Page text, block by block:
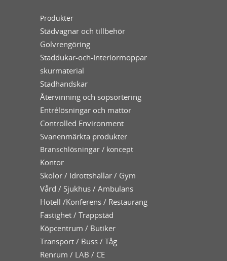
Produkter
Städvagnar och tillbehör
Golvrengöring
Staddukar-och-Interiormoppar
skurmaterial
Stadhandskar
Återvinning och sopsortering
Entrélösningar och mattor
Controlled Environment
Svanenmärkta produkter
Branschlösningar / koncept
Kontor
Skolor / Idrottshallar / Gym
Vård / Sjukhus / Ambulans
Hotell /Konferens / Restaurang
Fastighet / Trappstäd
Köpcentrum / Butiker
Transport / Buss / Tåg
Renrum / LAB / CE